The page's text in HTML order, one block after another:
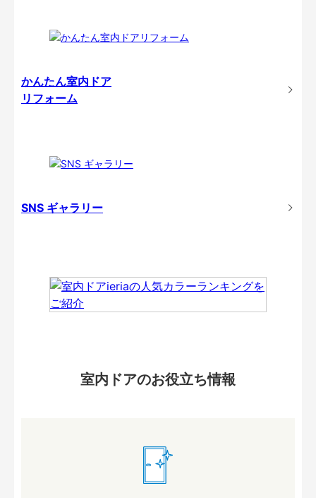
かんたん室内ドア
リフォーム
SNS ギャラリー
室内ドアのお役立ち情報